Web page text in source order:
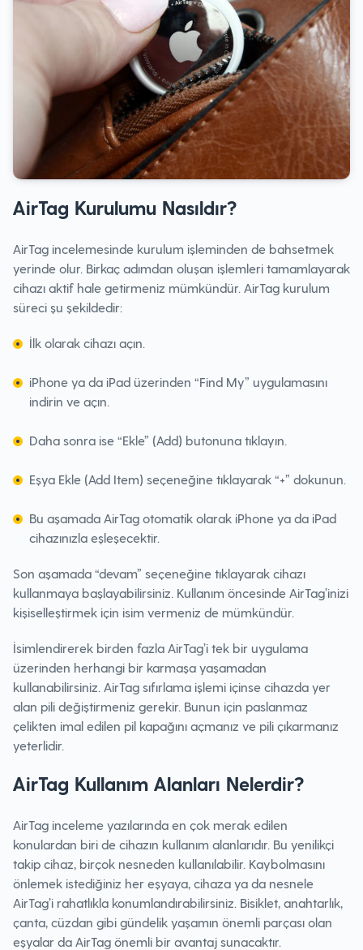
AirTag Kurulumu Nasıldır?
AirTag incelemesinde kurulum işleminden de bahsetmek
yerinde olur. Birkaç adımdan oluşan işlemleri tamamlayarak
cihazı aktif hale getirmeniz mümkündür. AirTag kurulum
süreci şu şekildedir:
İlk olarak cihazı açın.
iPhone ya da iPad üzerinden “Find My” uygulamasını
indirin ve açın.
Daha sonra ise “Ekle” (Add) butonuna tıklayın.
Eşya Ekle (Add Item) seçeneğine tıklayarak “+” dokunun.
Bu aşamada AirTag otomatik olarak iPhone ya da iPad
cihazınızla eşleşecektir.
Son aşamada “devam” seçeneğine tıklayarak cihazı
kullanmaya başlayabilirsiniz. Kullanım öncesinde AirTag’inizi
kişiselleştirmek için isim vermeniz de mümkündür.
İsimlendirerek birden fazla AirTag’i tek bir uygulama
üzerinden herhangi bir karmaşa yaşamadan
kullanabilirsiniz. AirTag sıfırlama işlemi içinse cihazda yer
alan pili değiştirmeniz gerekir. Bunun için paslanmaz
çelikten imal edilen pil kapağını açmanız ve pili çıkarmanız
yeterlidir.
AirTag Kullanım Alanları Nelerdir?
AirTag inceleme yazılarında en çok merak edilen
konulardan biri de cihazın kullanım alanlarıdır. Bu yenilikçi
takip cihaz, birçok nesneden kullanılabilir. Kaybolmasını
önlemek istediğiniz her eşyaya, cihaza ya da nesnele
AirTag’i rahatlıkla konumlandırabilirsiniz. Bisiklet, anahtarlık,
çanta, cüzdan gibi gündelik yaşamın önemli parçası olan
eşyalar da AirTag önemli bir avantaj sunacaktır.